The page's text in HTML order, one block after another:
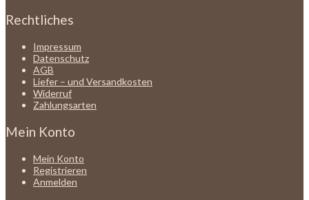
Rechtliches
Impressum
Datenschutz
AGB
Liefer – und Versandkosten
Widerruf
Zahlungsarten
Mein Konto
Mein Konto
Registrieren
Anmelden